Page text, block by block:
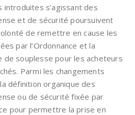
introduites s’agissant des
et de sécurité poursuivent
de remettre en cause les
par l’Ordonnance et la
de souplesse pour les acheteurs
Parmi les changements
définition organique des
ou de sécurité fixée par
pour permettre la prise en